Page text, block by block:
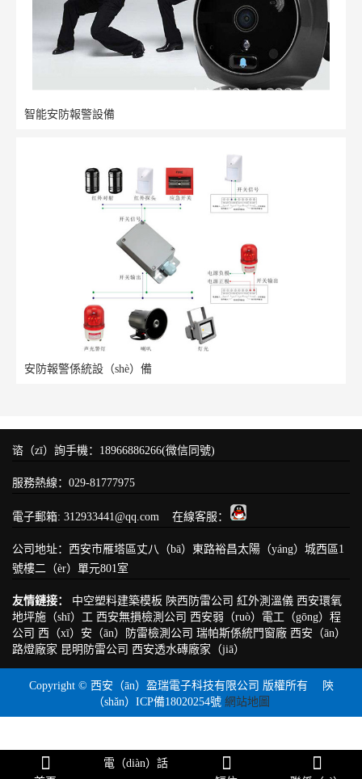
智能安防報警設備
安防報警係統設（shè）備
谘（zī）詢手機：18966886266(微信同號)
服務熱線：029-81777975
電子郵箱: 312933441@qq.com 在線客服：
公司地址：西安市雁塔區丈八（bā）東路裕昌太陽（yáng）城西區1
號樓二（èr）單元801室
友情鏈接： 中空塑料建築模板 陝西防雷公司 紅外測溫儀 西安環氧
地坪施（shī）工 西安無損檢測公司 西安弱（ruò）電工（gōng）程
公司 西（xī）安（ān）防雷檢測公司 瑞帕斯係統門窗廠 西安（ān）
路燈廠家 昆明防雷公司 西安透水磚廠家（jiā）
Copyright © 西安（ān）盈瑞電子科技有限公司 版權所有
陝
（shǎn）ICP備18020254號 網站地圖
電（diàn）話
网站地图 一起草 www.17c.com_17c.一起草 在线观看免费蓝莓视频_嫩草